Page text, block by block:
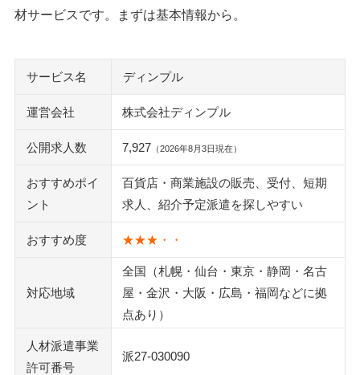
悪い口コミは、連絡が遅い理由や紹介数の背景を確認しま
「やばい」「パワハラ」の口コミは、誰への不満かを分け
て読みます
派遣切りや職場トラブルが不安なら、相談先と更新時期を
聞いておきましょう
登録前に見るべきポイントは、流れ・連絡・条件の3つです
登録から就業までは、会員登録、面談、求人紹介の順に進
みます
エントリー後に連絡がこないときは、メールと応募状況を
面接・職場見学では、服装とシフト条件を先に整えましょ
材サービスです。まずは基本情報から。
サービス名 ディンプル
運営会社 株式会社ディンプル
公開求人数 7,927 （2026年8月3日現在）
おすすめポイ
ント
百貨店・商業施設の販売、受付、短期
求人、紹介予定派遣を探しやすい
おすすめ度 ★★★・・
対応地域
全国（札幌・仙台・東京・静岡・名古
屋・金沢・大阪・広島・福岡などに拠
点あり）
人材派遣事業
許可番号
派27-030090